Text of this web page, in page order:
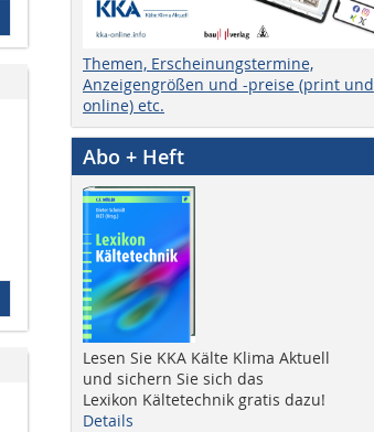
Themen, Erscheinungstermine,
Anzeigengrößen und -preise (print und
online) etc.
Abo + Heft
Lesen Sie KKA Kälte Klima Aktuell
und sichern Sie sich das
Lexikon Kältetechnik gratis dazu!
Details